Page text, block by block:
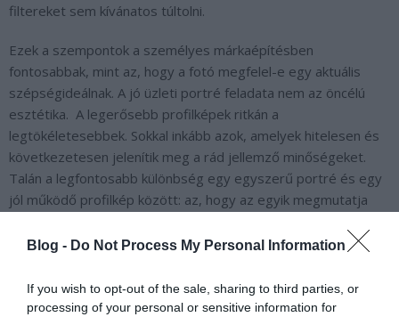
Blog - Do Not Process My Personal Information
If you wish to opt-out of the sale, sharing to third parties, or
processing of your personal or sensitive information for
filtereket sem kívánatos túltolni.
Ezek a szempontok a személyes márkaépítésben
fontosabbak, mint az, hogy a fotó megfelel-e egy aktuális
szépségideálnak. A jó üzleti portré feladata nem az öncélú
esztétika. A legerősebb profilképek ritkán a
legtökéletesebbek. Sokkal inkább azok, amelyek hitelesen és
következetesen jelenítik meg a rád jellemző minőségeket.
Talán a legfontosabb különbség egy egyszerű portré és egy
jól működő profilkép között: az, hogy az egyik megmutatja
képviselsz.
Ha tetszett a poszt, csatlakozz a Personal Branding
közösségéhez.Klikk ide!